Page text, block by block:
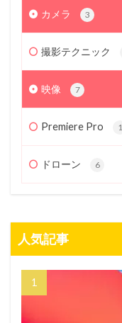
カメラ 3
撮影テクニック
映像 7
Premiere Pro 1
ドローン 6
人気記事